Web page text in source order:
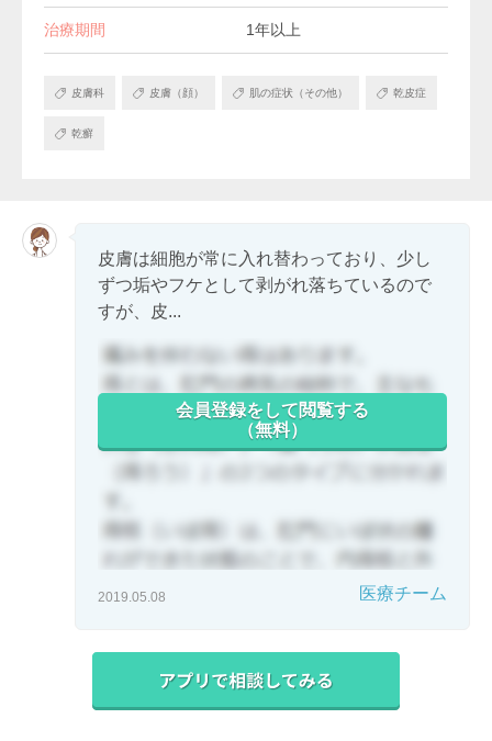
治療期間 1年以上
皮膚科 皮膚（顔） 肌の症状（その他） 乾皮症
乾癬
皮膚は細胞が常に入れ替わっており、少し
ずつ垢やフケとして剥がれ落ちているので
すが、皮...
会員登録をして閲覧する
（無料）
2019.05.08 医療チーム